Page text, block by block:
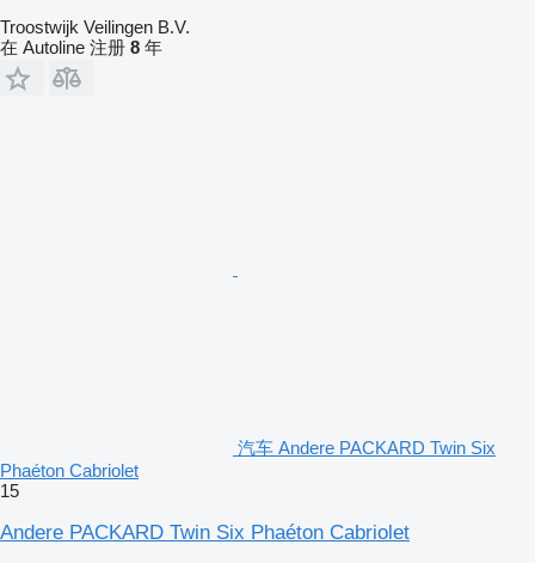
Troostwijk Veilingen B.V.
在 Autoline 注册 8 年
汽车 Andere PACKARD Twin Six
Phaéton Cabriolet
15
Andere PACKARD Twin Six Phaéton Cabriolet